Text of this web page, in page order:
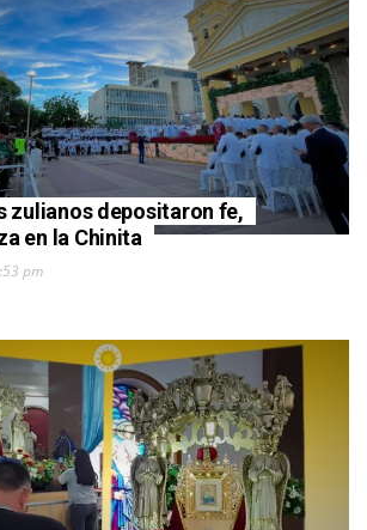
zulianos depositaron fe,
en la Chinita
pm